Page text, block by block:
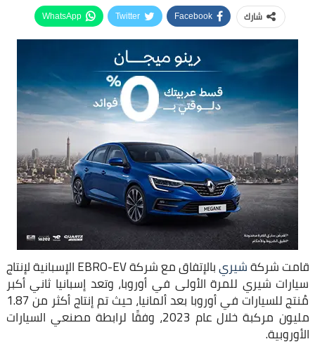
شارك Facebook
Twitter
WhatsApp
قامت شركةشيري بالإتفاق مع شركة EBRO-EV الإسبانية لإنتاج
سيارات شيري للمرة الأولى في أوروبا، وتعد إسبانيا ثاني أكبر
مُنتج للسيارات في أوروبا بعد ألمانيا، حيث تم إنتاج أكثر من 1.87
مليون مركبة خلال عام 2023، وفقًا لرابطة مصنعي السيارات
الأوروبية.